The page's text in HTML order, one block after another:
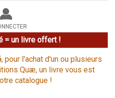
le
site
= un livre offert !
, pour l'achat d'un ou plusieurs
Quæ, un livre vous est
catalogue !